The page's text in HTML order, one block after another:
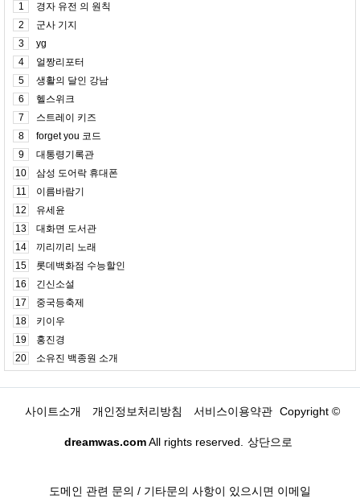
1
경자 유전 의 원칙
2
군사 기지
3
yg
4
얼짱리포터
5
생활의 달인 강남
6
헬스위크
7
스트레이 키즈
8
forget you 코드
9
대통령기록관
10
삼성 도어락 휴대폰
11
이름바람기
12
유세윤
13
대화면 도서관
14
끼리끼리 노래
15
롯데백화점 수능할인
16
긴신소설
17
중국등축제
18
키이우
19
홍진경
20
소유진 백종원 소개
사이트소개 개인정보처리방침 서비스이용약관 Copyright ©
dreamwas.comAll rights reserved. 상단으로
도메인 관련 문의 / 기타문의 사항이 있으시면 이메일